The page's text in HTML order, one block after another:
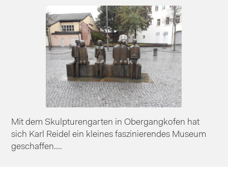
Mit dem Skulpturengarten in Obergangkofen hat
sich Karl Reidel ein kleines faszinierendes Museum
geschaffen....